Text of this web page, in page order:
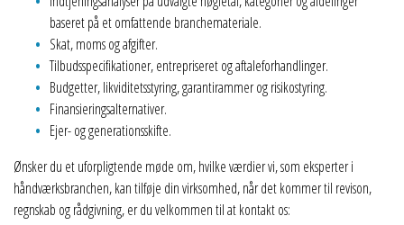
baseret på et omfattende branchemateriale.
Skat, moms og afgifter.
Tilbudsspecifikationer, entrepriseret og aftaleforhandlinger.
Budgetter, likviditetsstyring, garantirammer og risikostyring.
Finansieringsalternativer.
Ejer- og generationsskifte.
Ønsker du et uforpligtende møde om, hvilke værdier vi, som eksperter i
håndværksbranchen, kan tilføje din virksomhed, når det kommer til revison,
regnskab og rådgivning, er du velkommen til at kontakt os: